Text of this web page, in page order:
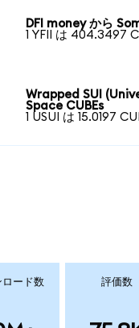
DFI money から
1 YFII は 404.3497
Wrapped SUI
Space CUBEs
1 USUI は 15.0197
ロード数 評価数